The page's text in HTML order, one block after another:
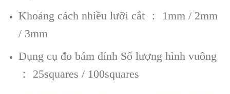
Khoảng cách nhiều lưỡi cắt ： 1mm / 2mm
/ 3mm
Dụng cụ đo bám dính Số lượng hình vuông
： 25squares / 100squares